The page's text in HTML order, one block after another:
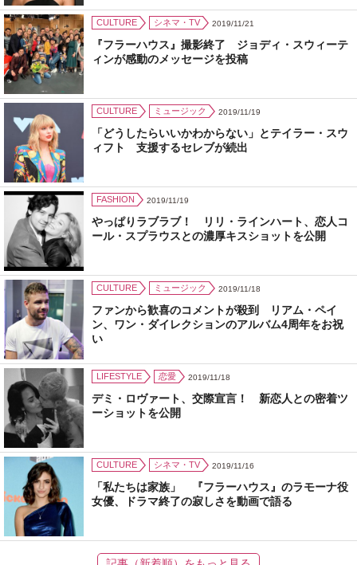
CULTURE シネマ・TV 2019/11/21
『フラーハウス』撮影終了 ジョディ・スウィーテ
ィンが感動のメッセージを投稿
CULTURE ミュージック 2019/11/19
「どうしたらいいかわからない」とテイラー・スウ
ィフト 支援するセレブが続出
FASHION 2019/11/19
やっぱりラブラブ！ リリ・ラインハート、恋人コ
ール・スプラウスとの濃厚キスショットを公開
CULTURE ミュージック 2019/11/18
ファンから歓喜のコメントが殺到 リアム・ペイ
ン、ワン・ダイレクションのアルバム4周年をお祝
い
LIFESTYLE 恋愛 2019/11/18
デミ・ロヴァート、交際宣言！ 新恋人との密着ツ
ーショットを公開
CULTURE シネマ・TV 2019/11/16
「私たちは家族」 『フラーハウス』のラモーナ役
女優、ドラマ終了の寂しさを動画で語る